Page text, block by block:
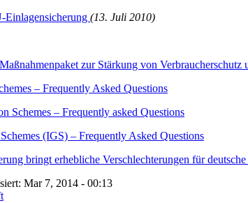
Einlagensicherung (13. Juli 2010)
zur Stärkung von
– Frequently Asked Questions
Schemes – Frequently asked Questions
(IGS) – Frequently Asked Questions
bringt erhebliche Verschlechterungen für deutsche
Mar 7, 2014 - 00:13